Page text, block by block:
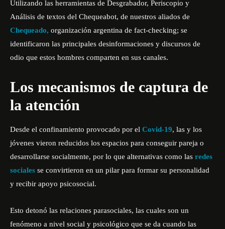
Utilizando las herramientas de Desgrabador, Periscopio y
Análisis de textos del Chequeabot, de nuestros aliados de
Chequeado, organización argentina de fact-checking; se
identificaron las principales desinformaciones y discursos de
odio que estos hombres comparten en sus canales.
Los mecanismos de captura de
la atención
Desde el confinamiento provocado por el Covid-19, las y los
jóvenes vieron reducidos los espacios para conseguir pareja o
desarrollarse socialmente, por lo que alternativas como las redes
sociales se convirtieron en un pilar para formar su personalidad
y recibir apoyo psicosocial.
Esto detonó las relaciones parasociales, las cuales son un
fenómeno a nivel social y psicológico que se da cuando las